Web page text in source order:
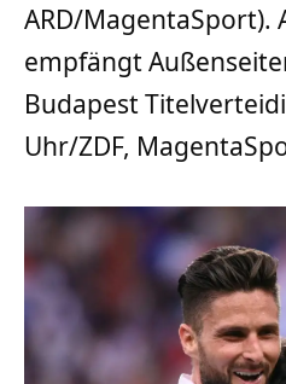
ARD/MagentaSport).
empfängt
Budapest
Uhr/ZDF,